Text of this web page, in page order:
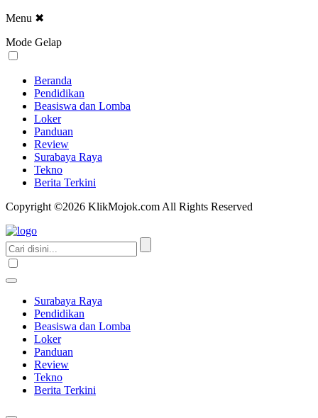
Menu ✖
Mode Gelap
Beranda
Pendidikan
Beasiswa dan Lomba
Loker
Panduan
Review
Surabaya Raya
Tekno
Berita Terkini
Copyright ©2026 KlikMojok.com All Rights Reserved
Surabaya Raya
Pendidikan
Beasiswa dan Lomba
Loker
Panduan
Review
Tekno
Berita Terkini